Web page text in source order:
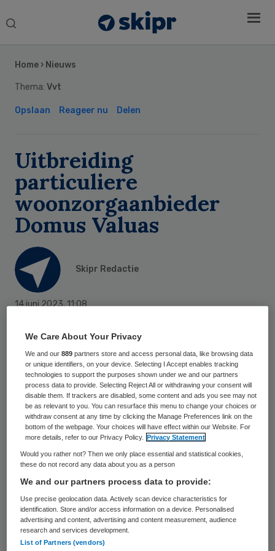
Search
Home › Nieuws
Thema: Vvt
Opslaan Reageer nu Delen
Uitbreiding
particuliere
woonzorgaanbieder
Domus Valuas
Skipr Redactie
14 juni 2023,11:08
De particuliere woonzorg-aanbieder Domus
Valuas neemt branchegenoot Fleurâge
Residences over. De overname moet nog
worden goedgekeurd door de NZa.
positie verstevigen in de regio
Kennemerland. De naam Fleurâge
Residences blijft gehandhaafd.
Uitbreiding
Sidebar
We Care About Your Privacy
We and our889 partners store and access personal data, like browsing data
or unique identifiers, on your device. Selecting I Accept enables tracking
technologies to support the purposes shown under we and our partners
process data to provide. Selecting Reject All or withdrawing your consent will
disable them. If trackers are disabled, some content and ads you see may not
be as relevant to you. You can resurface this menu to change your choices or
withdraw consent at any time by clicking the Manage Preferences link on the
bottom of the webpage. Your choices will have effect within our Website. For
more details, refer to our Privacy Policy.
Privacy Statement
Would you rather not? Then we only place essential and statistical cookies,
these do not record any data about you as a person
We and our partners process data to provide:
Use precise geolocation data. Actively scan device characteristics for
identification. Store and/or access information on a device. Personalised
advertising and content, advertising and content measurement, audience
research and services development.
List of Partners (vendors)